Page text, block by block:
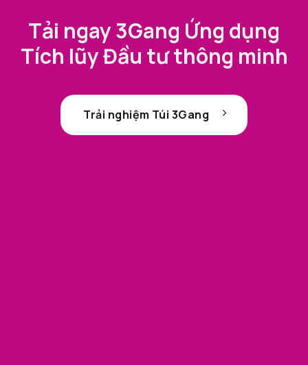
Tải ngay 3Gang Ứng dụng
Tích lũy Đầu tư thông minh
Trải nghiệm Túi 3Gang